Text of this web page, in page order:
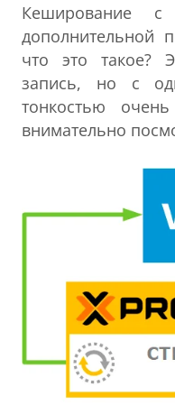
Кеширование
дополнительной
что это такое?
запись, но с
тонкостью
внимательно